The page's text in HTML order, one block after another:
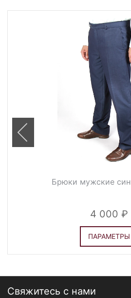
Брюки мужские
4 000
ПАРАМЕТРЫ
Свяжитесь с нами